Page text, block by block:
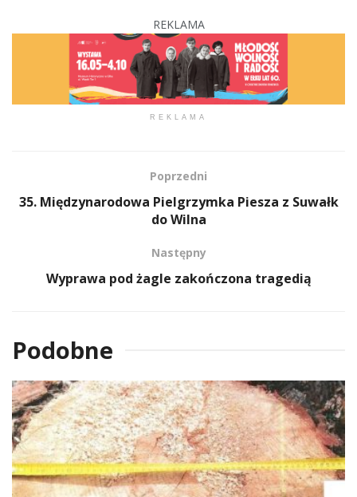
REKLAMA
REKLAMA
Poprzedni
35. Międzynarodowa Pielgrzymka Piesza z Suwałk
do Wilna
Następny
Wyprawa pod żagle zakończona tragedią
Podobne